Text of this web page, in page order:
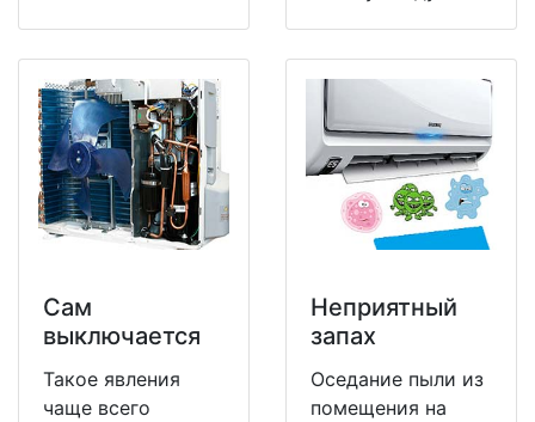
Сам
выключается
Такое явления
чаще всего
Неприятный
запах
Оседание пыли из
помещения на